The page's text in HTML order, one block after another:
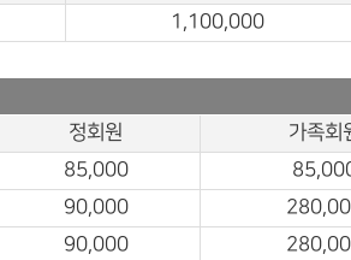
1,100,000
정회원
가족회
85,000
90,000
90,000